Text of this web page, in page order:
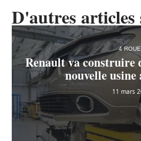
D'autres articles
4
Renault va construire
nouvelle usine
11 mars